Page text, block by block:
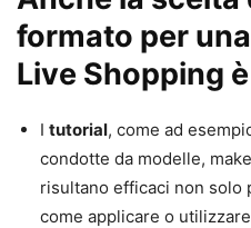
formato per
Live Shopping
I tutorial, come ad
condotte da modelle,
risultano efficaci non solo
come applicare o